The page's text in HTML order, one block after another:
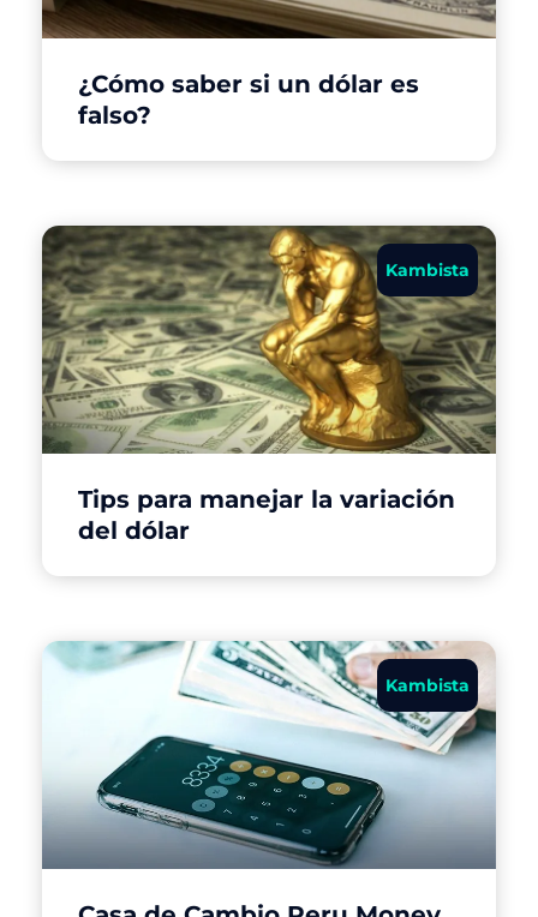
¿Cómo saber si un dólar es
falso?
Kambista
Tips para manejar la variación
del dólar
Kambista